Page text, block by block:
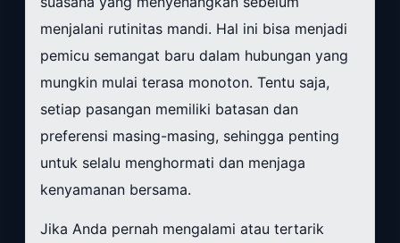
menjalani rutinitas mandi. Hal ini bisa menjadi
pemicu semangat baru dalam hubungan yang
mungkin mulai terasa monoton. Tentu saja,
setiap pasangan memiliki batasan dan
preferensi masing-masing, sehingga penting
untuk selalu menghormati dan menjaga
kenyamanan bersama.
Jika Anda pernah mengalami atau tertarik